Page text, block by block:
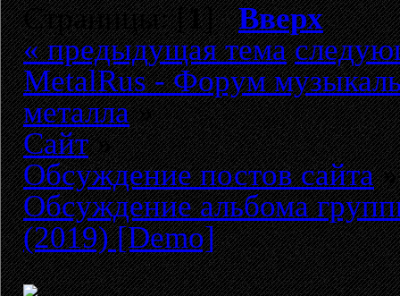
Страницы: [1]Вверх
« предыдущая тема
MetalRus - Форум
металла»
Сайт»
Обсуждение постов сайта»
Обсуждение альбома
(2019) [Demo]